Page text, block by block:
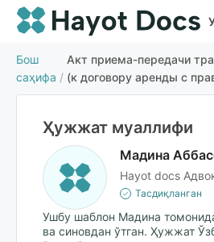
Бош
саҳифа /
Акт приема-передачи
(к договору аренды с
Ҳужжат муаллифи
Мадина
Hayot docs
Тасдиқланган
Ушбу шаблон Мадина
ва синовдан ўтган. Ҳужжат